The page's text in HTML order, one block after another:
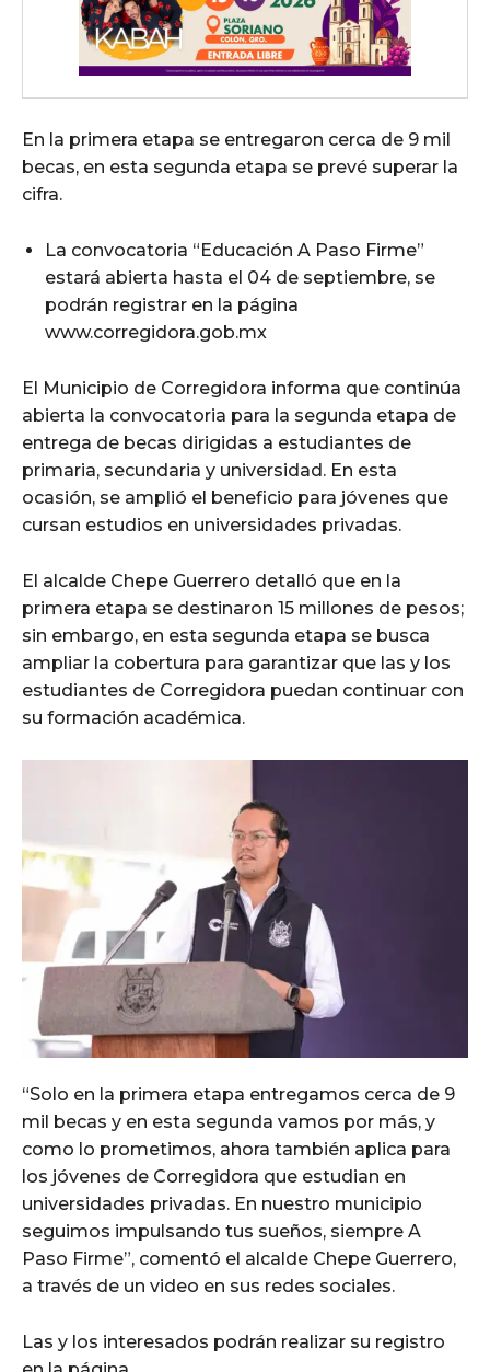
En la primera etapa se entregaron cerca de 9 mil
becas, en esta segunda etapa se prevé superar la
cifra.
La convocatoria “Educación A Paso Firme”
estará abierta hasta el 04 de septiembre, se
podrán registrar en la página
www.corregidora.gob.mx
El Municipio de Corregidora informa que continúa
abierta la convocatoria para la segunda etapa de
entrega de becas dirigidas a estudiantes de
primaria, secundaria y universidad. En esta
ocasión, se amplió el beneficio para jóvenes que
cursan estudios en universidades privadas.
El alcalde Chepe Guerrero detalló que en la
primera etapa se destinaron 15 millones de pesos;
sin embargo, en esta segunda etapa se busca
ampliar la cobertura para garantizar que las y los
estudiantes de Corregidora puedan continuar con
su formación académica.
“Solo en la primera etapa entregamos cerca de 9
mil becas y en esta segunda vamos por más, y
como lo prometimos, ahora también aplica para
los jóvenes de Corregidora que estudian en
universidades privadas. En nuestro municipio
seguimos impulsando tus sueños, siempre A
Paso Firme”, comentó el alcalde Chepe Guerrero,
a través de un video en sus redes sociales.
Las y los interesados podrán realizar su registro